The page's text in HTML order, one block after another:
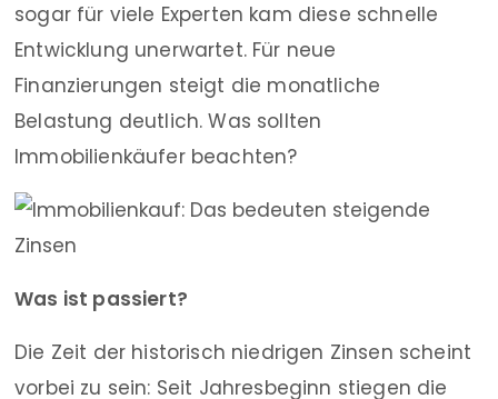
sogar für viele Experten kam diese schnelle
Entwicklung unerwartet. Für neue
Finanzierungen steigt die monatliche
Belastung deutlich. Was sollten
Immobilienkäufer beachten?
Was ist passiert?
Die Zeit der historisch niedrigen Zinsen scheint
vorbei zu sein: Seit Jahresbeginn stiegen die